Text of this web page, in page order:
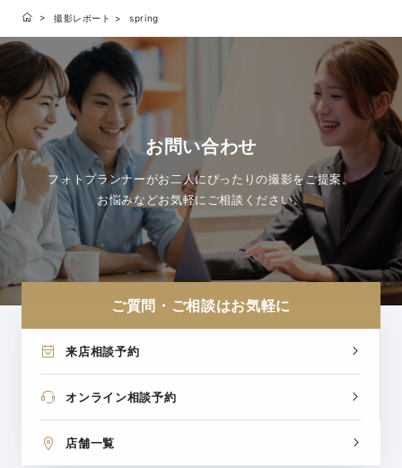
撮影レポート spring
お問い合わせ
フォトプランナーがお二人にぴったりの撮影をご提案。
お悩みなどお気軽にご相談ください。
ご質問・ご相談はお気軽に
来店相談予約
オンライン相談予約
店舗一覧